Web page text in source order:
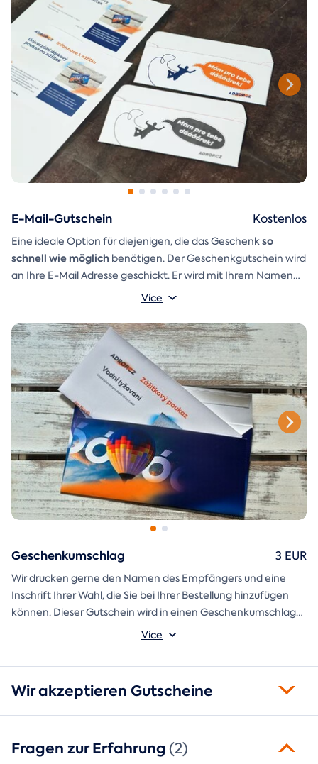
E-Mail-Gutschein
Eine ideale Option für diejenigen, die das Geschenkso
schnell wie möglich benötigen. Der Geschenkgutschein wird
an Ihre E-Mail Adresse geschickt. Er wird mit Ihrem Namen
und einer Aufschrift versehen, die Sie selbst schreiben
ausschneiden und zusammenkleben können, ist ebenfalls in
der E-Mail enthalten.
Více
Kostenlos
Geschenkumschlag
Wir drucken gerne den Namen des Empfängers und eine
Inschrift Ihrer Wahl, die Sie bei Ihrer Bestellung hinzufügen
können. Dieser Gutschein wird in einen Geschenkumschlag
gesteckt und direkt an Sie versandt.
Více
3 EUR
Wir akzeptieren Gutscheine
Fragen zur Erfahrung(2)